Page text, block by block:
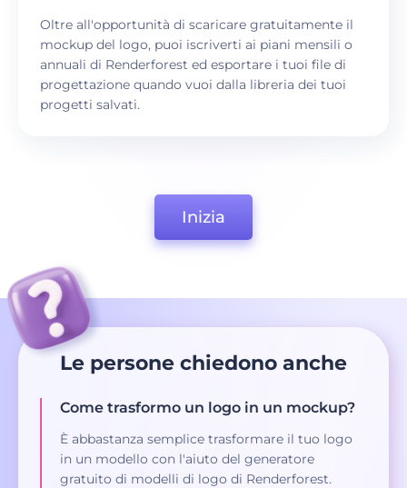
Oltre all'opportunità di scaricare gratuitamente il
mockup del logo, puoi iscriverti ai piani mensili o
annuali di Renderforest ed esportare i tuoi file di
progettazione quando vuoi dalla libreria dei tuoi
progetti salvati.
Inizia
Le persone chiedono anche
Come trasformo un logo in un mockup?
È abbastanza semplice trasformare il tuo logo
in un modello con l'aiuto del generatore
gratuito di modelli di logo di Renderforest.